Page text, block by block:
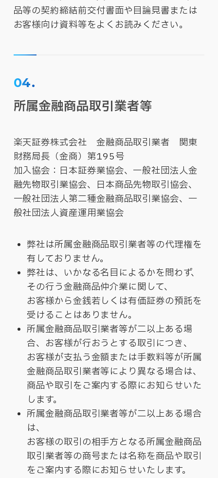
品等の契約締結前交付書面や目論見書または
お客様向け資料等をよくお読みください。
04.
所属金融商品取引業者等
楽天証券株式会社 金融商品取引業者 関東
財務局長（金商）第195号
加入協会：日本証券業協会、一般社団法人金
融先物取引業協会、日本商品先物取引協会、
一般社団法人第二種金融商品取引業協会、一
般社団法人資産運用業協会
弊社は所属金融商品取引業者等の代理権を
有しておりません。
弊社は、いかなる名目によるかを問わず、
その行う金融商品仲介業に関して、
お客様から金銭若しくは有価証券の預託を
受けることはありません。
所属金融商品取引業者等が二以上ある場
合、お客様が行おうとする取引につき、
お客様が支払う金額または手数料等が所属
金融商品取引業者等により異なる場合は、
商品や取引をご案内する際にお知らせいた
します。
所属金融商品取引業者等が二以上ある場合
は、
お客様の取引の相手方となる所属金融商品
取引業者等の商号または名称を商品や取引
をご案内する際にお知らせいたします。